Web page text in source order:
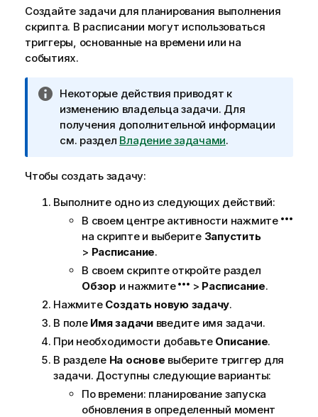
к
и
н
ф
м
а
ц
и
Создайте задачи для планирования выполнения
скрипта. В расписании могут использоваться
триггеры, основанные на времени или на
событиях.
П
р
и
м
ч
н
о
р
м
а
ц
Некоторые действия приводят к
изменению владельца задачи. Для
получения дополнительной информации
см. раздел Владение задачами.
Чтобы создать задачу:
Выполните одно из следующих действий:
В своем центре активности нажмите
на скрипте и выберите Запустить
> Расписание.
В своем скрипте откройте раздел
Обзор и нажмите > Расписание.
Нажмите Создать новую задачу.
В поле Имя задачивведите имя задачи.
При необходимости добавьте Описание.
В разделе На основе выберите триггер для
задачи. Доступны следующие варианты:
По времени: планирование запуска
обновления в определенный момент